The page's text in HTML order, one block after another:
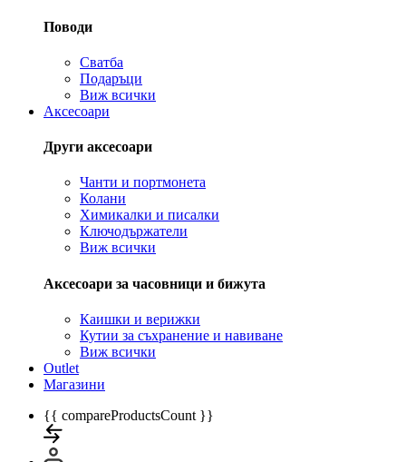
Поводи
Сватба
Подаръци
Виж всички
Аксесоари
Други аксесоари
Чанти и портмонета
Колани
Химикалки и писалки
Ключодържатели
Виж всички
Аксесоари за часовници и бижута
Каишки и верижки
Кутии за съхранение и навиване
Виж всички
Outlet
Магазини
{{ compareProductsCount }}